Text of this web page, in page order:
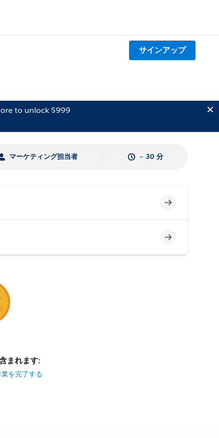
サインアップ
to unlock $999
マーケティング担当者 ~ 30 分
未完了
未完了
まれます:
を完了する